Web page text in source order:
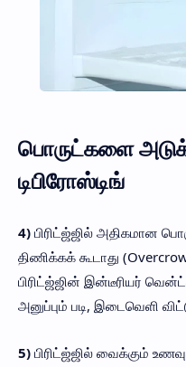
பொருட்களை
டிபிரோஸ்டிங்
4) பிரிட்ஜ்ஜில் அதிகமான
திணிக்கக் கூடாது
பிரிட்ஜ்ஜின் இன்டீரியர்
அனுப்பும் படி, இடைவெளி
5) பிரிட்ஜ்ஜில் வைக்கும்